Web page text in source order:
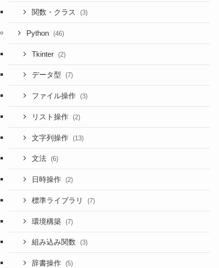
関数・クラス (3)
Python (46)
Tkinter (2)
データ型 (7)
ファイル操作 (3)
リスト操作 (2)
文字列操作 (13)
文法 (6)
日時操作 (2)
標準ライブラリ (7)
環境構築 (7)
組み込み関数 (3)
辞書操作 (5)